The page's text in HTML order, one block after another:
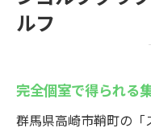
ルフ
完全個室で得られる
群馬県高崎市鞘町の